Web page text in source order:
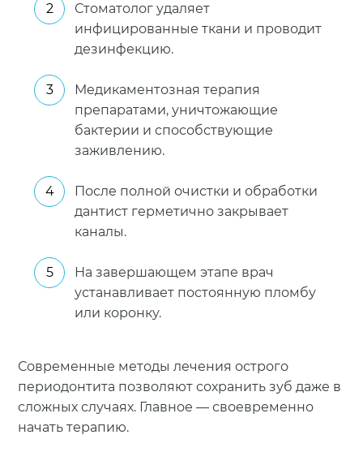
Антисептическая
обработка
микроорганизмы
повторное
инфицирование
Депофорез
каналов
против
микроорганизмов
Лазерная
терапия
безболезненное
воздействие
Стоматолог удаляет
инфицированные ткани и проводит
дезинфекцию.
Медикаментозная терапия
препаратами, уничтожающие
бактерии и способствующие
заживлению.
После полной очистки и обработки
дантист герметично закрывает
каналы.
На завершающем этапе врач
устанавливает постоянную пломбу
или коронку.
Современные методы лечения острого
периодонтита позволяют сохранить зуб даже в
сложных случаях. Главное — своевременно
начать терапию.